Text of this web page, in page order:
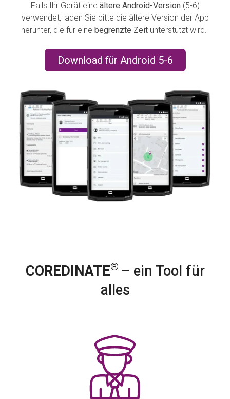
Falls Ihr Gerät eine ältere Android-Version(5-6)
verwendet, laden Sie bitte die ältere Version der App
herunter, die für eine begrenzte Zeit unterstützt wird.
Download für Android 5-6
COREDINATE® – ein Tool für
alles